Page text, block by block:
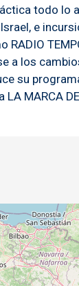
todo
e
a los
MARCA